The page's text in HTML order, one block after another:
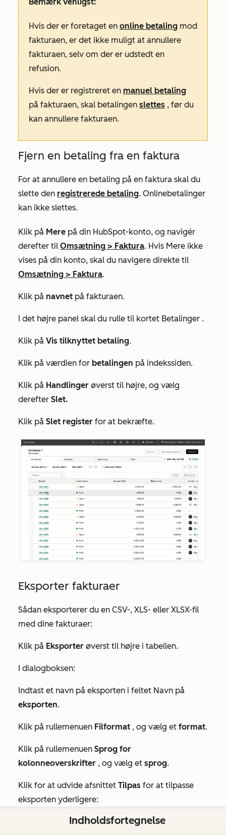
Hvis der er foretaget en online betaling mod
fakturaen, er det ikke muligt at annullere
fakturaen, selv om der er udstedt en
refusion.
Hvis der er registreret en manuel betaling
på fakturaen, skal betalingen slettes , før du
kan annullere fakturaen.
Fjern en betaling fra en faktura
For at annullere en betaling på en faktura skal du
slette den registrerede betaling. Onlinebetalinger
kan ikke slettes.
Klik på Mere på din HubSpot-konto, og navigér
derefter til Omsætning > Faktura. Hvis Mere ikke
vises på din konto, skal du navigere direkte til
Omsætning > Faktura.
Klik på navnet på fakturaen.
I det højre panel skal du rulle til kortet Betalinger .
Klik på Vis tilknyttet betaling.
Klik på værdien for betalingen på indekssiden.
Klik på Handlinger øverst til højre, og vælg
derefter Slet.
Klik på Slet register for at bekræfte.
Eksporter fakturaer
Sådan eksporterer du en CSV-, XLS- eller XLSX-fil
med dine fakturaer:
Klik på Eksporter øverst til højre i tabellen.
I dialogboksen:
Indtast et navn på eksporten i feltet Navn på
eksporten.
Klik på rullemenuen Filformat , og vælg et format.
Klik på rullemenuen Sprog for
kolonneoverskrifter , og vælg et sprog.
Klik for at udvide afsnittet Tilpas for at tilpasse
eksporten yderligere:
Egenskaber inkluderet i eksporten
Indholdsfortegnelse